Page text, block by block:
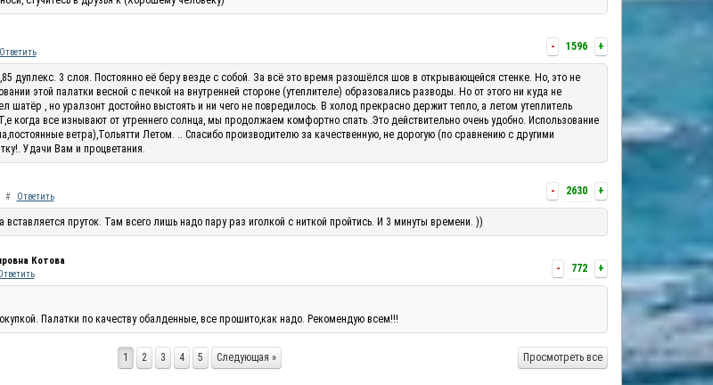
- 1596 +
Ответить
дуплекс. 3 слоя. Постоянно её беру везде с собой. За всё это время разошёлся шов в открывающейся стенке. Но, это не
этой палатки весной с печкой на внутренней стороне (утеплителе) образовались разводы. Но от этого ни куда не
шатёр , но уралзонт достойно выстоять и ни чего не повредилось. В холод прекрасно держит тепло, а летом утеплитель
когда все изнывают от утреннего солнца, мы продолжаем комфортно спать .Это действительно очень удобно. Использование
ветра),Тольятти Летом. .. Спасибо производителю за качественную, не дорогую (по сравнению с другими
Удачи Вам и процветания.
- 2630 +
# Ответить
пруток. Там всего лишь надо пару раз иголкой с ниткой пройтись. И 3 минуты времени. ))
- 772 +
Котова
Палатки по качеству обалденные, все прошито,как надо. Рекомендую всем!!!
Просмотреть все
1 2 3 4 5 Следующая »